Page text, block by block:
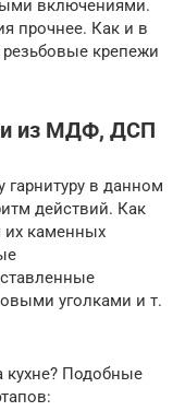
включениями.
прочнее. Как и в
крепежи
из МДФ, ДСП
в данном
действий. Как
их каменных
уголками и т.
кухне? Подобные